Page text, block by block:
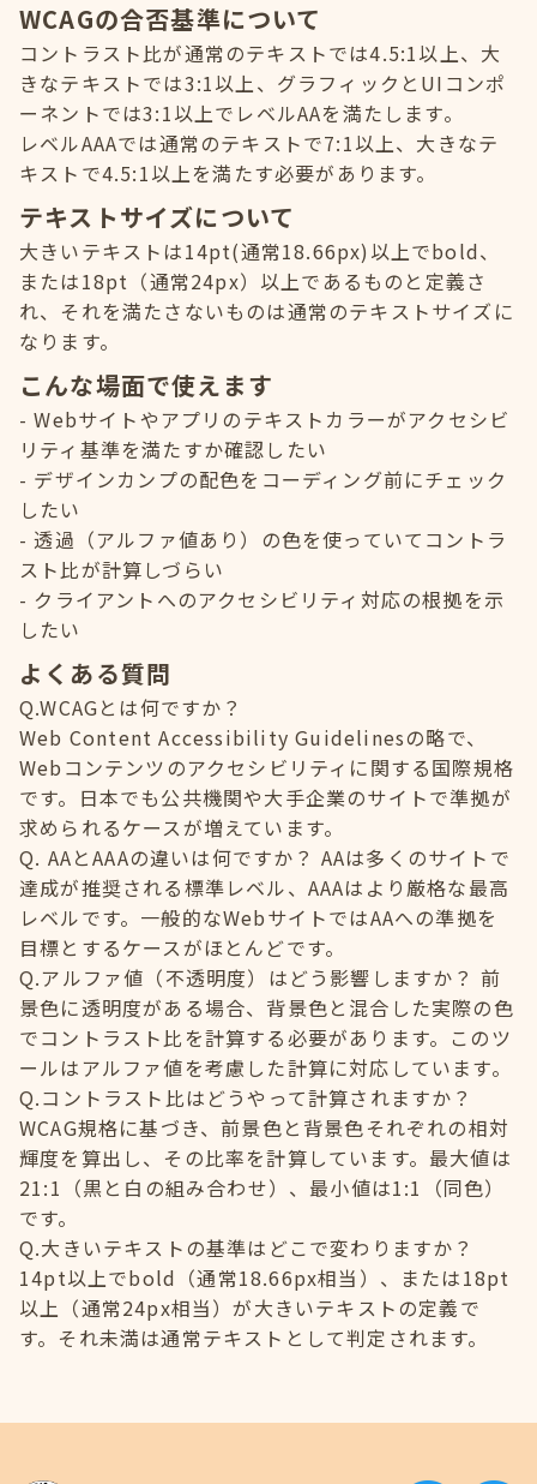
WCAGの合否基準について
コントラスト比が通常のテキストでは4.5:1以上、大
きなテキストでは3:1以上、グラフィックとUIコンポ
ーネントでは3:1以上でレベルAAを満たします。
レベルAAAでは通常のテキストで7:1以上、大きなテ
キストで4.5:1以上を満たす必要があります。
テキストサイズについて
大きいテキストは14pt(通常18.66px)以上でbold、
または18pt（通常24px）以上であるものと定義さ
れ、それを満たさないものは通常のテキストサイズに
なります。
こんな場面で使えます
Webサイトやアプリのテキストカラーがアクセシビ
リティ基準を満たすか確認したい
デザインカンプの配色をコーディング前にチェック
したい
透過（アルファ値あり）の色を使っていてコントラ
スト比が計算しづらい
クライアントへのアクセシビリティ対応の根拠を示
したい
よくある質問
Q.WCAGとは何ですか？
Web Content Accessibility Guidelinesの略で、
Webコンテンツのアクセシビリティに関する国際規格
です。日本でも公共機関や大手企業のサイトで準拠が
求められるケースが増えています。
Q. AAとAAAの違いは何ですか？ AAは多くのサイトで
達成が推奨される標準レベル、AAAはより厳格な最高
レベルです。一般的なWebサイトではAAへの準拠を
目標とするケースがほとんどです。
Q.アルファ値（不透明度）はどう影響しますか？ 前
景色に透明度がある場合、背景色と混合した実際の色
でコントラスト比を計算する必要があります。このツ
ールはアルファ値を考慮した計算に対応しています。
Q.コントラスト比はどうやって計算されますか？
WCAG規格に基づき、前景色と背景色それぞれの相対
輝度を算出し、その比率を計算しています。最大値は
21:1（黒と白の組み合わせ）、最小値は1:1（同色）
です。
Q.大きいテキストの基準はどこで変わりますか？
14pt以上でbold（通常18.66px相当）、または18pt
以上（通常24px相当）が大きいテキストの定義で
す。それ未満は通常テキストとして判定されます。